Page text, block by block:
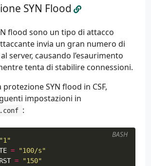
SYN Flood
flood sono un tipo di attacco
invia un gran numero di
server, causando l’esaurimento
tenta di stabilire connessioni.
SYN flood in CSF,
impostazioni in
:
"1"
=
"100/s"
= "150"
BASH